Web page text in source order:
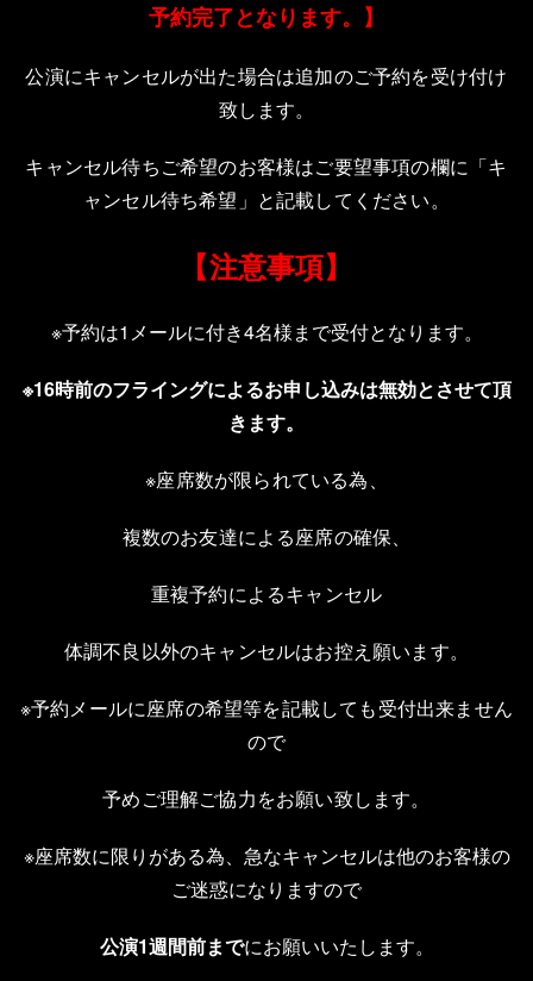
予約完了となります。】
公演にキャンセルが出た場合は追加のご予約を受け付け
致します。
キャンセル待ちご希望のお客様はご要望事項の欄に「キ
ャンセル待ち希望」と記載してください。
【注意事項】
※予約は1メールに付き4名様まで受付となります。
※16時前のフライングによるお申し込みは無効とさせて頂
きます。
※座席数が限られている為、
複数のお友達による座席の確保、
重複予約によるキャンセル
体調不良以外のキャンセルはお控え願います。
※予約メールに座席の希望等を記載しても受付出来ません
ので
予めご理解ご協力をお願い致します。
※座席数に限りがある為、急なキャンセルは他のお客様の
ご迷惑になりますので
公演1週間前までにお願いいたします。